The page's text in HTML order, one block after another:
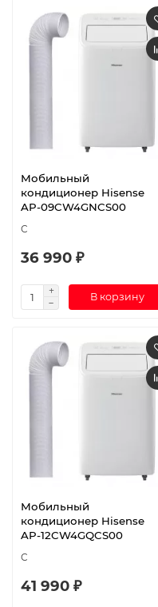
Мобильный
кондиционер Hisense
AP-09CW4GNCS00
С
36 990 ₽
В корзину
Мобильный
кондиционер Hisense
AP-12CW4GQCS00
С
41 990 ₽